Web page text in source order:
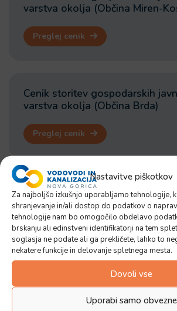
Nastavitve piškotkov
Za najboljšo izkušnjo uporabljamo tehnologije,
shranjevanje in/ali dostop do podatkov o
tehnologije nam bo omogočilo obdelavo
brskanju ali edinstveni identifikatorji na tem
soglasja ne podate ali ga prekličete, lahko to
nekatere funkcije in delovanje spletnega mesta.
Dovoli vse
Uporabi samo obvezne
varstva okolja (Občina Miren-
Preglej cenik
Cenik storitev gospodarskih
varstva okolja (Občina Brda)
Preglej cenik
Cenik storitev gospodarskih
varstva okolja (Občina Renče-
Preglej cenik
Ostale storitve